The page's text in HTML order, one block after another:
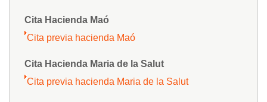
Cita Hacienda Maó
Cita previa hacienda Maó
Cita Hacienda Maria de la Salut
Cita previa hacienda Maria de la Salut